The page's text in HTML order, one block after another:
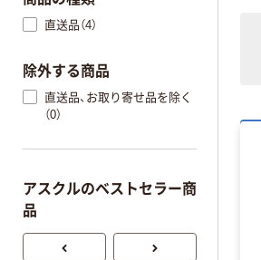
直送品（4）
除外する商品
直送品、お取り寄せ品を除く
（0）
アスクルのベストセラー商
品